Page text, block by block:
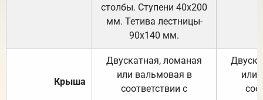
столбы. Ступени 40х200
мм. Тетива лестницы-
90х140 мм.
Крыша
Двускатная, ломаная
или вальмовая в
соответствии с
или